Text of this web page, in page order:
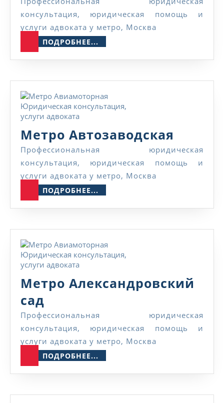
консультация, юридическая помощь и
услуги адвоката у метро, Москва
ПОДРОБНЕЕ...
Метро Автозаводская
Профессиональная юридическая
консультация, юридическая помощь и
услуги адвоката у метро, Москва
ПОДРОБНЕЕ...
Метро Александровский
сад
Александровский
сад
Профессиональная юридическая
консультация, юридическая помощь и
услуги адвоката у метро, Москва
ПОДРОБНЕЕ...